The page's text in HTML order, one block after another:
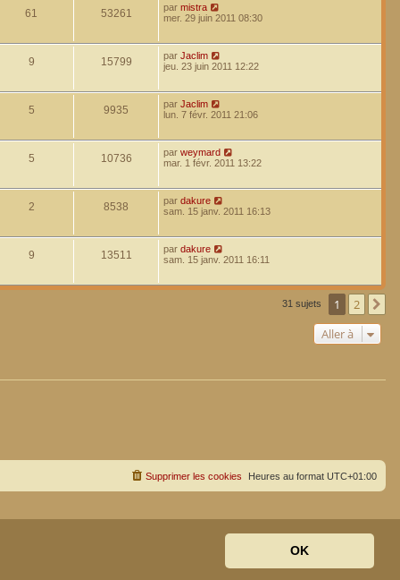
OK
61 53261 par mistra
mer. 29 juin 2011 08:30
9 15799 par Jaclim
jeu. 23 juin 2011 12:22
5 9935 par Jaclim
lun. 7 févr. 2011 21:06
5 10736 par weymard
mar. 1 févr. 2011 13:22
2 8538 par dakure
sam. 15 janv. 2011 16:13
9 13511 par dakure
sam. 15 janv. 2011 16:11
31 sujets 1 2
Aller à
Heures au format UTC+01:00
Supprimer les cookies